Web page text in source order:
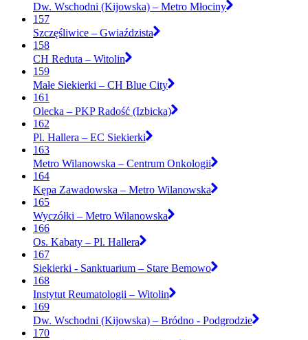
Dw. Wschodni (Kijowska) – Metro Młociny
157
Szczęśliwice – Gwiaździsta
158
CH Reduta – Witolin
159
Małe Siekierki – CH Blue City
161
Olecka – PKP Radość (Izbicka)
162
Pl. Hallera – EC Siekierki
163
Metro Wilanowska – Centrum Onkologii
164
Kępa Zawadowska – Metro Wilanowska
165
Wyczółki – Metro Wilanowska
166
Os. Kabaty – Pl. Hallera
167
Siekierki - Sanktuarium – Stare Bemowo
168
Instytut Reumatologii – Witolin
169
Dw. Wschodni (Kijowska) – Bródno - Podgrodzie
170